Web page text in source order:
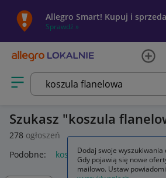
Allegro Smart! Kupuj i
Sprawdź »
Otwórz menu z kategoriami
Szukasz koszula
278 ogłoszeń
Podobne: koszula flanelowa męska
Dodaj swoje wyszukiwania
Gdy pojawią się nowe
mailowo. Ustaw